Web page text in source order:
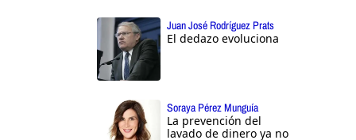
Juan José Rodríguez Prats
El dedazo evoluciona
Soraya Pérez Munguía
La prevención del
lavado de dinero ya no